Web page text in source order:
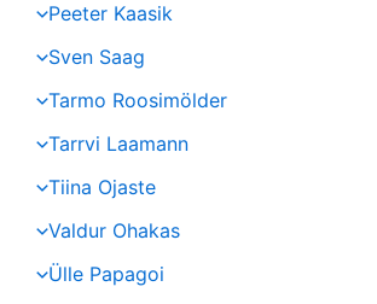
Peeter Kaasik
Sven Saag
Tarmo Roosimölder
Tarrvi Laamann
Tiina Ojaste
Valdur Ohakas
Ülle Papagoi